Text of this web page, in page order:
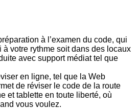
à l’examen du code, qui
à votre rythme soit dans des locaux
avec support médiat tel que
en ligne, tel que la Web
de réviser le code de la route
et tablette en toute liberté, où
vous voulez.